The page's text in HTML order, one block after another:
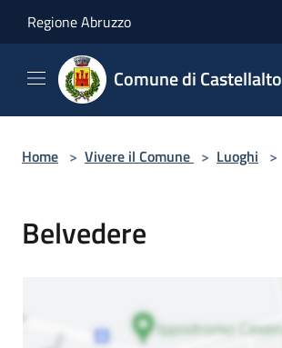
Regione Abruzzo
Comune di Castellalto
Home > Vivere il Comune > Luoghi >
Belvedere